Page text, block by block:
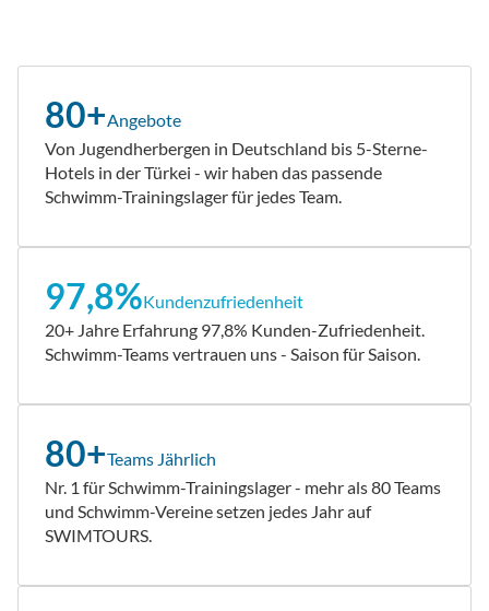
80+Angebote
Von Jugendherbergen in Deutschland bis 5-Sterne-
Hotels in der Türkei - wir haben das passende
Schwimm-Trainingslager für jedes Team.
97,8%Kundenzufriedenheit
20+ Jahre Erfahrung 97,8% Kunden-Zufriedenheit.
Schwimm-Teams vertrauen uns - Saison für Saison.
80+Teams Jährlich
Nr. 1 für Schwimm-Trainingslager - mehr als 80 Teams
und Schwimm-Vereine setzen jedes Jahr auf
SWIMTOURS.